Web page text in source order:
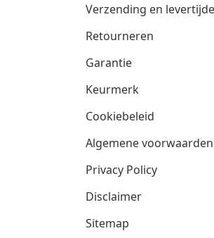
Verzending en
Retourneren
Garantie
Keurmerk
Cookiebeleid
Algemene voorwaarden
Privacy Policy
Disclaimer
Sitemap